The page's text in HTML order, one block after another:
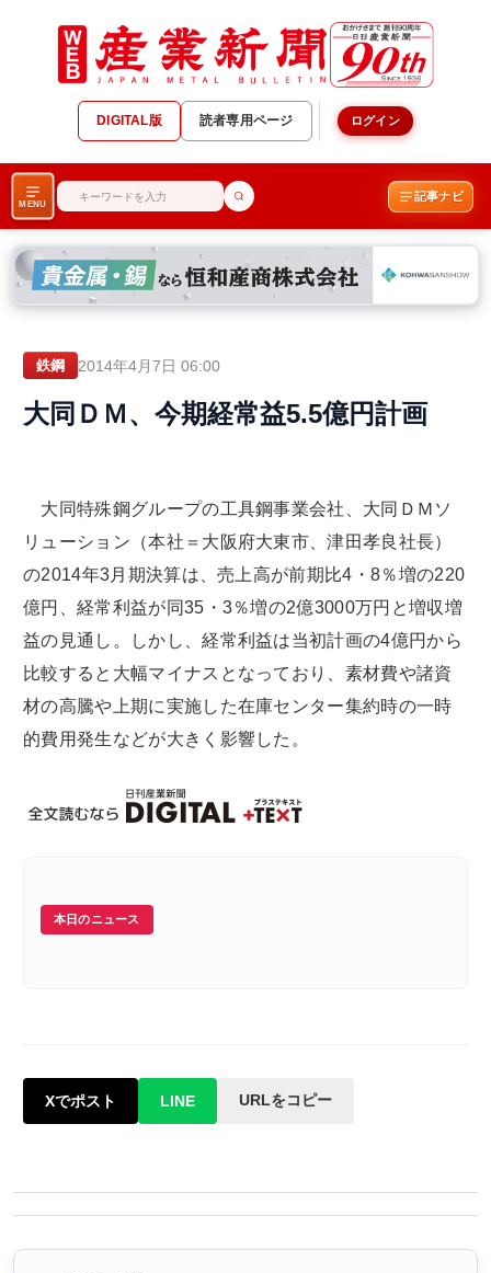
DIGITAL版 読者専用ページ ログイン
MENU
記事ナビ
鉄鋼 2014年4月7日 06:00
大同ＤＭ、今期経常益5.5億円計画
大同特殊鋼グループの工具鋼事業会社、大同ＤＭソ
リューション（本社＝大阪府大東市、津田孝良社長）
の2014年3月期決算は、売上高が前期比4・8％増の220
億円、経常利益が同35・3％増の2億3000万円と増収増
益の見通し。しかし、経常利益は当初計画の4億円から
比較すると大幅マイナスとなっており、素材費や諸資
材の高騰や上期に実施した在庫センター集約時の一時
的費用発生などが大きく影響した。
本日のニュース
Xでポスト LINE URLをコピー